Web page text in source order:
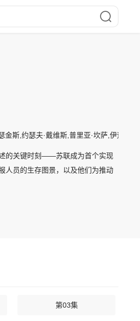
斯,约瑟夫·戴维斯,普里亚·坎萨,伊迪·
的关键时刻——苏联成为首个实现
人员的生存图景，以及他们为推动
第03集